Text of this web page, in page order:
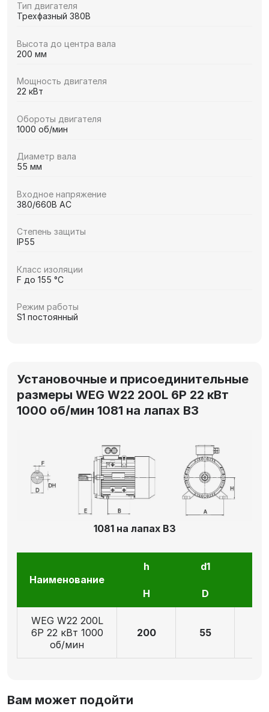
Тип двигателя
Трехфазный 380В
Высота до центра вала
200 мм
Мощность двигателя
22 кВт
Обороты двигателя
1000 об/мин
Диаметр вала
55 мм
Входное напряжение
380/660В AC
Степень защиты
IP55
Класс изоляции
F до 155 °C
Режим работы
S1 постоянный
Установочные и присоединительные
размеры WEG W22 200L 6P 22 кВт
1000 об/мин 1081 на лапах В3
1081 на лапах В3
Наименование
h d1
H D
WEG W22 200L
6P 22 кВт 1000
об/мин
200 55
Вам может подойти